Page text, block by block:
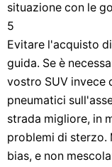
situazione con le
5
Evitare l'acquisto
guida. Se è
vostro SUV invece
pneumatici
strada migliore, in
problemi di sterzo.
bias, e non